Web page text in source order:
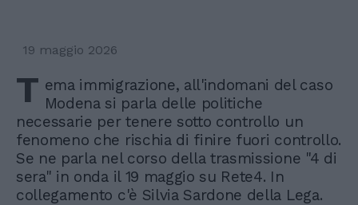
19 maggio 2026
T ema immigrazione, all'indomani del caso
Modena si parla delle politiche
necessarie per tenere sotto controllo un
fenomeno che rischia di finire fuori controllo.
Se ne parla nel corso della trasmissione "4 di
sera" in onda il 19 maggio su Rete4. In
collegamento c'è Silvia Sardone della Lega.